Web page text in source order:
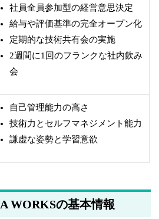
社員全員参加型の経営意思決定
給与や評価基準の完全オープン化
定期的な技術共有会の実施
2週間に1回のフランクな社内飲み
会
自己管理能力の高さ
技術力とセルフマネジメント能力
謙虚な姿勢と学習意欲
WORKSの基本情報